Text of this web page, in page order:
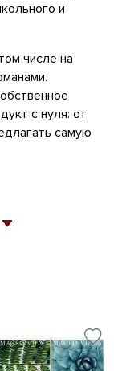
и
числе на
с нуля: от
самую